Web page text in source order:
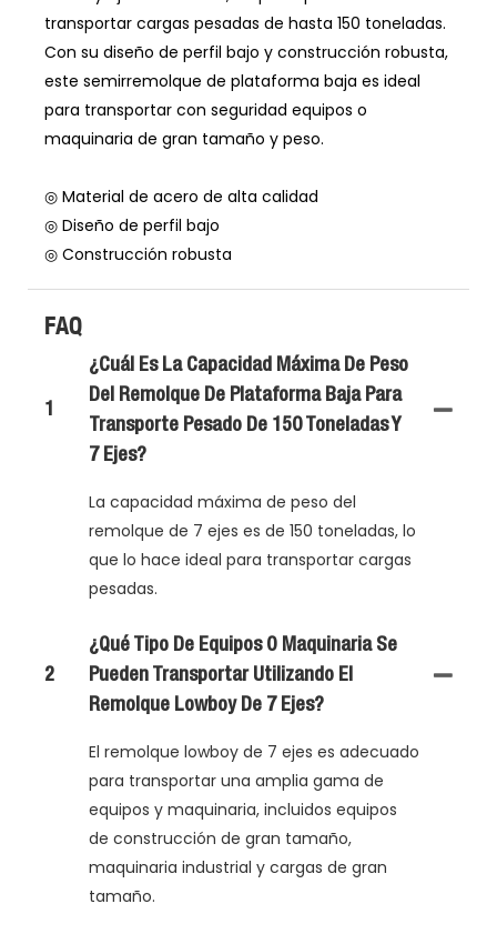
transportar cargas pesadas de hasta 150 toneladas.
Con su diseño de perfil bajo y construcción robusta,
este semirremolque de plataforma baja es ideal
para transportar con seguridad equipos o
maquinaria de gran tamaño y peso.
◎ Material de acero de alta calidad
◎ Diseño de perfil bajo
◎ Construcción robusta
FAQ
1
¿Cuál Es La Capacidad Máxima De Peso
Del Remolque De Plataforma Baja Para
Transporte Pesado De 150 Toneladas Y
7 Ejes?
La capacidad máxima de peso del
remolque de 7 ejes es de 150 toneladas, lo
que lo hace ideal para transportar cargas
pesadas.
2
¿Qué Tipo De Equipos O Maquinaria Se
Pueden Transportar Utilizando El
Remolque Lowboy De 7 Ejes?
El remolque lowboy de 7 ejes es adecuado
para transportar una amplia gama de
equipos y maquinaria, incluidos equipos
de construcción de gran tamaño,
maquinaria industrial y cargas de gran
tamaño.